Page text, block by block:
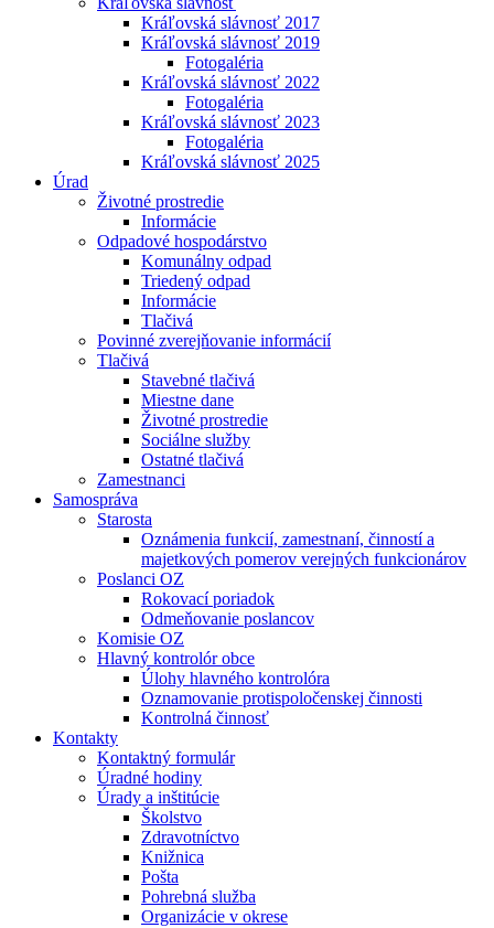
Kráľovská slávnosť 2017
Kráľovská slávnosť 2019
Fotogaléria
Kráľovská slávnosť 2022
Fotogaléria
Kráľovská slávnosť 2023
Fotogaléria
Kráľovská slávnosť 2025
Úrad
Životné prostredie
Informácie
Odpadové hospodárstvo
Komunálny odpad
Triedený odpad
Informácie
Tlačivá
Povinné zverejňovanie informácií
Tlačivá
Stavebné tlačivá
Miestne dane
Životné prostredie
Sociálne služby
Ostatné tlačivá
Zamestnanci
Samospráva
Starosta
Oznámenia funkcií, zamestnaní, činností a
majetkových pomerov verejných funkcionárov
Poslanci OZ
Rokovací poriadok
Odmeňovanie poslancov
Komisie OZ
Hlavný kontrolór obce
Úlohy hlavného kontrolóra
Oznamovanie protispoločenskej činnosti
Kontrolná činnosť
Kontakty
Kontaktný formulár
Úradné hodiny
Úrady a inštitúcie
Školstvo
Zdravotníctvo
Knižnica
Pošta
Pohrebná služba
Organizácie v okrese